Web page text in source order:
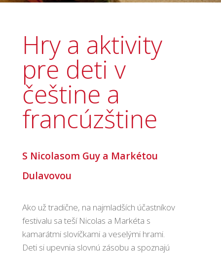
Hry a aktivity
pre deti v
češtine a
francúzštine
S Nicolasom Guy a Markétou
Dulavovou
Ako už tradične, na najmladších účastníkov
festivalu sa teší Nicolas a Markéta s
kamarátmi slovíčkami a veselými hrami.
Deti si upevnia slovnú zásobu a spoznajú